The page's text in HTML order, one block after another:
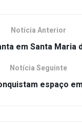
Notícia Anterior
em Santa Maria
Notícia Seguinte
espaço